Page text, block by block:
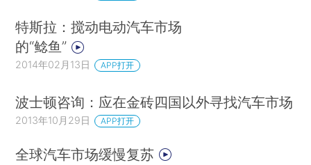
特斯拉：搅动电动汽车市场
的“鲶鱼”
2014年02月13日 APP打开
波士顿咨询：应在金砖四国以外寻找汽车市场
2013年10月29日 APP打开
全球汽车市场缓慢复苏